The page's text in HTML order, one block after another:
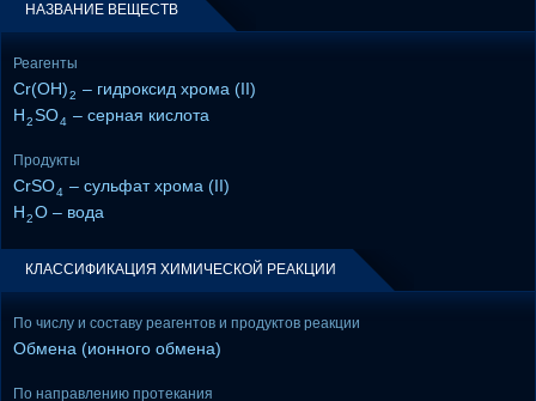
НАЗВАНИЕ ВЕЩЕСТВ
Реагенты
Cr(OH)2 – гидроксид хрома (II)
H2SO4 – серная кислота
Продукты
CrSO4 – сульфат хрома (II)
H2O – вода
КЛАССИФИКАЦИЯ ХИМИЧЕСКОЙ РЕАКЦИИ
По числу и составу реагентов и продуктов реакции
Обмена (ионного обмена)
По направлению протекания